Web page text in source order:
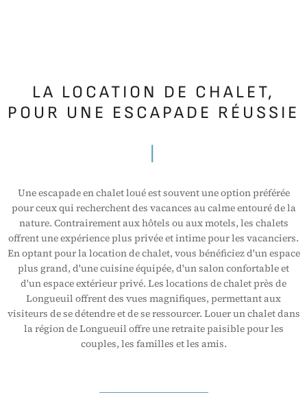
LA LOCATION DE CHALET,
POUR UNE ESCAPADE RÉUSSIE
Une escapade en chalet loué est souvent une option préférée
pour ceux qui recherchent des vacances au calme entouré de la
nature. Contrairement aux hôtels ou aux motels, les chalets
offrent une expérience plus privée et intime pour les vacanciers.
En optant pour la location de chalet, vous bénéficiez d'un espace
plus grand, d'une cuisine équipée, d'un salon confortable et
d'un espace extérieur privé. Les locations de chalet près de
Longueuil offrent des vues magnifiques, permettant aux
visiteurs de se détendre et de se ressourcer. Louer un chalet dans
la région de Longueuil offre une retraite paisible pour les
couples, les familles et les amis.